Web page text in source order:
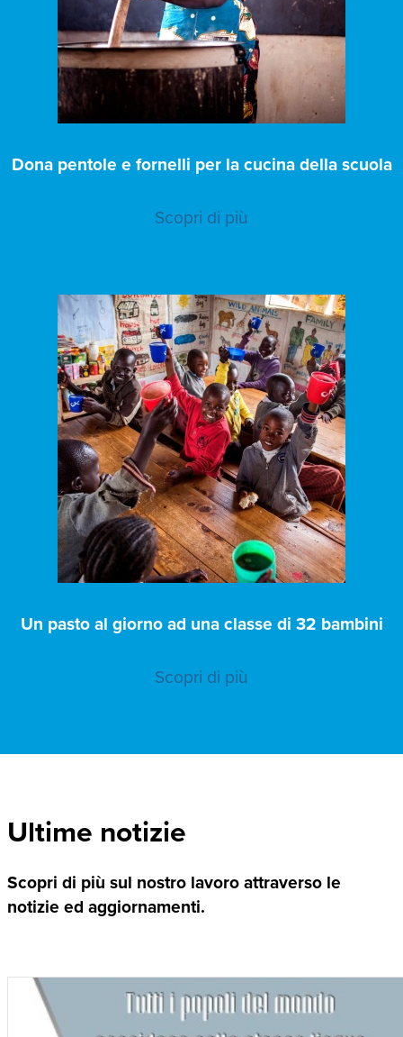
Dona pentole e fornelli per la cucina della scuola
Scopri di più
Un pasto al giorno ad una classe di 32 bambini
Scopri di più
Ultime notizie
Scopri di più sul nostro lavoro attraverso le
notizie ed aggiornamenti.